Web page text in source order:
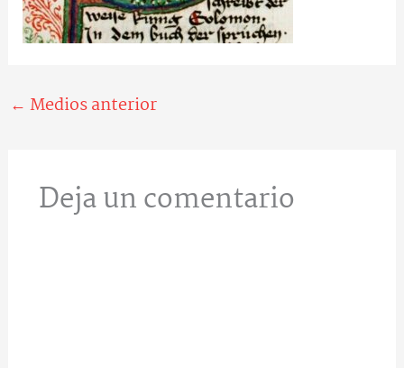
← Medios anterior
Deja un comentario